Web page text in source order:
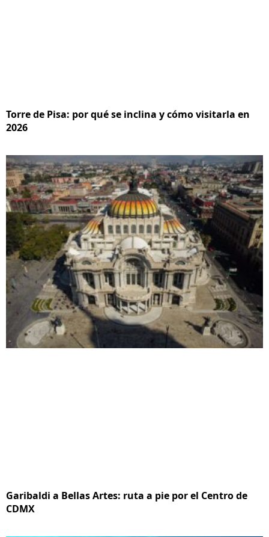
Torre de Pisa: por qué se inclina y cómo visitarla en
2026
Garibaldi a Bellas Artes: ruta a pie por el Centro de
CDMX